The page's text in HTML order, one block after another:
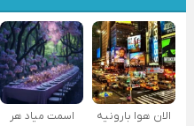
الان هوا بارونیه
اسمت میاد هر